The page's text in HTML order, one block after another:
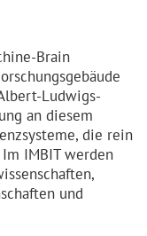
Brain
Ludwigs-
an diesem
die rein
IMBIT werden
und